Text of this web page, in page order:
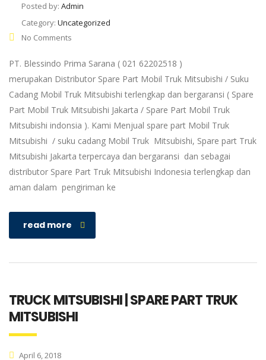
Posted by: Admin
Category: Uncategorized
No Comments
PT. Blessindo Prima Sarana ( 021 62202518 )
merupakan Distributor Spare Part Mobil Truk Mitsubishi / Suku
Cadang Mobil Truk Mitsubishi terlengkap dan bergaransi ( Spare
Part Mobil Truk Mitsubishi Jakarta / Spare Part Mobil Truk
Mitsubishi indonsia ). Kami Menjual spare part Mobil Truk
Mitsubishi / suku cadang Mobil Truk Mitsubishi, Spare part Truk
Mitsubishi Jakarta terpercaya dan bergaransi dan sebagai
distributor Spare Part Truk Mitsubishi Indonesia terlengkap dan
aman dalam pengiriman ke
read more
TRUCK MITSUBISHI | SPARE PART TRUK
MITSUBISHI
April 6, 2018